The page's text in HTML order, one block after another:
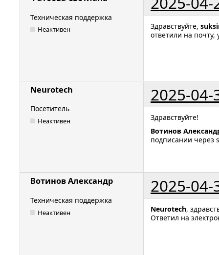
Техническая поддержка
Неактивен Здравствуйте,
ответили на
Neurotech 2025-04-
Посетитель
Неактивен
Здравствуйте!
Вотинов
подписании через
Вотинов Александр 2025-04-
Техническая поддержка
Неактивен Neurotech,
Ответил на